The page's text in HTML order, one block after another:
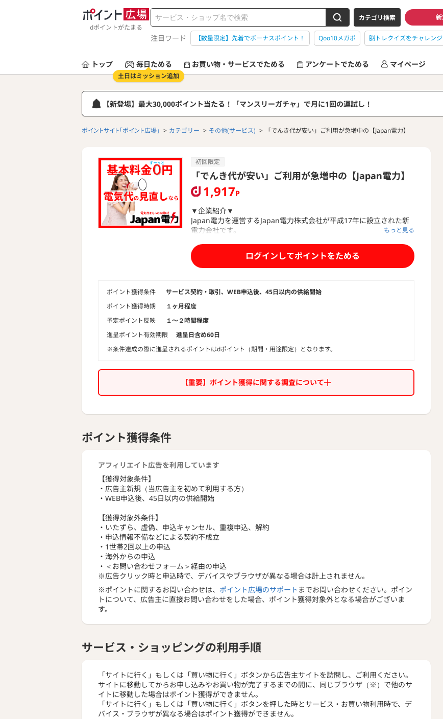
dポイントがたまる
カテゴリ検索
注目ワード 【数量限定】先着でボーナスポイント！ Qoo10メガポ 脳トレクイズをチャレンジ
トップ 毎日ためる
土日はミッション追加
お買い物・サービスでためる アンケートでためる マイページ
【新登場】最大30,000ポイント当たる！「マンスリーガチャ」で月に1回の運試し！
ポイントサイト「ポイント広場」 カテゴリー その他(サービス) 「でんき代が安い」ご利用が急増中の【Japan電力】
初回限定
「でんき代が安い」ご利用が急増中の【Japan電力】
1,917P
▼企業紹介▼
Japan電力を運営するJapan電力株式会社が平成17年に設立された新
電力会社です。
国・九州電力エリア（離島は除く）。
電気料金プランには、「くらしプランS」「しごとプランS」等、
電力を使えば使うほどお得なプランをご用意しております。
◆セールスポイント◆
・基本料金が0円と費用が発生しない。
・Japan電力の燃料調整費はエリアによっては他社よりも安い。
・東京電力などの「旧一電」の電力会社と比較し電力量料金が安い。
得ている（当社調べ）。
もっと見る
ログインしてポイントをためる
ポイント獲得条件
サービス契約・取引、WEB申込後、45日以内の供給開始
ポイント獲得時期
１ヶ月程度
予定ポイント反映
１〜２時間程度
進呈ポイント有効期限
進呈日含め60日
※条件達成の際に進呈されるポイントはdポイント（期間・用途限定）となります。
【重要】ポイント獲得に関する調査について
ポイント獲得条件
アフィリエイト広告を利用しています
【獲得対象条件】
・広告主新規（当広告主を初めて利用する方）
・WEB申込後、45日以内の供給開始
【獲得対象外条件】
・いたずら、虚偽、申込キャンセル、重複申込、解約
・申込情報不備などによる契約不成立
・1世帯2回以上の申込
・海外からの申込
・＜お問い合わせフォーム＞経由の申込
※広告クリック時と申込時で、デバイスやブラウザが異なる場合は計上されません。
※ポイントに関するお問い合わせは、 ポイント広場のサポート までお問い合わせください。ポイン
トについて、広告主に直接お問い合わせをした場合、ポイント獲得対象外となる場合がございま
す。
サービス・ショッピングの利用手順
「サイトに行く」もしくは「買い物に行く」ボタンから広告主サイトを訪問し、ご利用ください。
サイトに移動してからお申し込みやお買い物が完了するまでの間に、同じブラウザ（※）で他のサ
イトに移動した場合はポイント獲得ができません。
「サイトに行く」もしくは「買い物に行く」ボタンを押した時とサービス・お買い物利用時で、デ
バイス・ブラウザが異なる場合はポイント獲得ができません。